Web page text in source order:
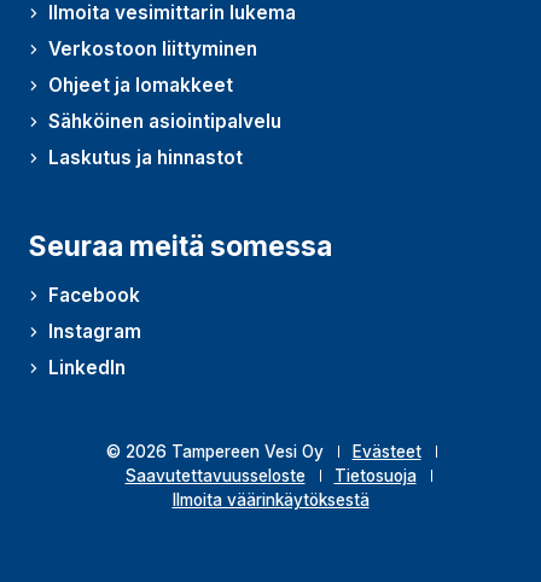
Ilmoita vesimittarin lukema
Verkostoon liittyminen
Ohjeet ja lomakkeet
Sähköinen asiointipalvelu
Laskutus ja hinnastot
Seuraa meitä somessa
Facebook
Instagram
LinkedIn
© 2026 Tampereen Vesi Oy
Evästeet
Saavutettavuusseloste
Tietosuoja
Ilmoita väärinkäytöksestä